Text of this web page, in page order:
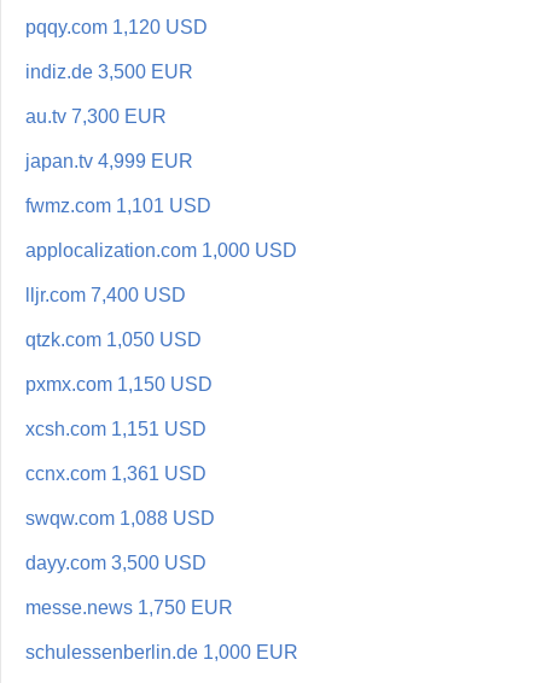
pqqy.com 1,120 USD
indiz.de 3,500 EUR
au.tv 7,300 EUR
japan.tv 4,999 EUR
fwmz.com 1,101 USD
applocalization.com 1,000 USD
lljr.com 7,400 USD
qtzk.com 1,050 USD
pxmx.com 1,150 USD
xcsh.com 1,151 USD
ccnx.com 1,361 USD
swqw.com 1,088 USD
dayy.com 3,500 USD
messe.news 1,750 EUR
schulessenberlin.de 1,000 EUR